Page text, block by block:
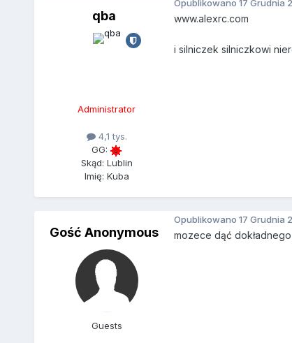
qba
Administrator
4,1 tys.
GG:
Skąd: Lublin
Imię: Kuba
Opublikowano 17 Grudnia
www.alexrc.com
i silniczek silniczkowi
Gość Anonymous
Guests
Opublikowano 17 Grudnia
mozece dąć